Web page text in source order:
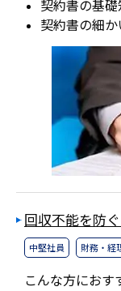
契約書の基
契約書の細
回収不能を防
中堅社員 財務・経
こんな方におす